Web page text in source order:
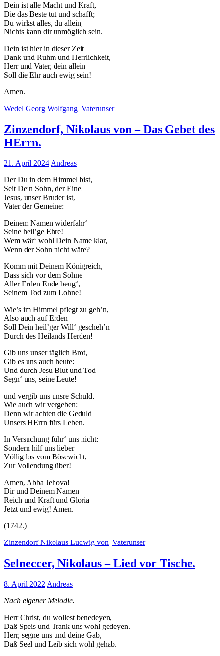
Dein ist alle Macht und Kraft,
Die das Beste tut und schafft;
Du wirkst alles, du allein,
Nichts kann dir unmöglich sein.
Dein ist hier in dieser Zeit
Dank und Ruhm und Herrlichkeit,
Herr und Vater, dein allein
Soll die Ehr auch ewig sein!
Amen.
Wedel Georg Wolfgang Vaterunser
Zinzendorf, Nikolaus von – Das Gebet des
HErrn.
21. April 2024Andreas
Der Du in dem Himmel bist,
Seit Dein Sohn, der Eine,
Jesus, unser Bruder ist,
Vater der Gemeine:
Deinem Namen widerfahr‘
Seine heil’ge Ehre!
Wem wär‘ wohl Dein Name klar,
Wenn der Sohn nicht wäre?
Komm mit Deinem Königreich,
Dass sich vor dem Sohne
Aller Erden Ende beug‘,
Seinem Tod zum Lohne!
Wie’s im Himmel pflegt zu geh’n,
Also auch auf Erden
Soll Dein heil’ger Will‘ gescheh’n
Durch des Heilands Herden!
Gib uns unser täglich Brot,
Gib es uns auch heute:
Und durch Jesu Blut und Tod
Segn‘ uns, seine Leute!
und vergib uns unsre Schuld,
Wie auch wir vergeben:
Denn wir achten die Geduld
Unsers HErrn fürs Leben.
In Versuchung führ‘ uns nicht:
Sondern hilf uns lieber
Völlig los vom Bösewicht,
Zur Vollendung über!
Amen, Abba Jehova!
Dir und Deinem Namen
Reich und Kraft und Gloria
Jetzt und ewig! Amen.
(1742.)
Zinzendorf Nikolaus Ludwig von Vaterunser
Selneccer, Nikolaus – Lied vor Tische.
8. April 2022 Andreas
Nach eigener Melodie.
Herr Christ, du wollest benedeyen,
Daß Speis und Trank uns wohl gedeyen.
Herr, segne uns und deine Gab,
Daß Seel und Leib sich wohl gehab.
funktioniert.
Wenn Sie
diese Cookies
ablehnen,
einige
Funktionen
von der
Website.
Marketing
Interessen und Ihr
Verhalten beim
Besuch unserer
erhöhen Sie die
personalisierte
Inhalte und
Angebote zu sehen.